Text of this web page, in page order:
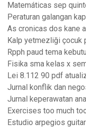
Matemáticas sep
Peraturan galangan
As cronicas dos kane
Kalp yetmezliği çocuk
Rpph paud tema
Fisika sma kelas x
Lei 8.112 90 pdf
Jurnal konflik dan
Jurnal keperawatan
Exercises too much
Estudio arpegios